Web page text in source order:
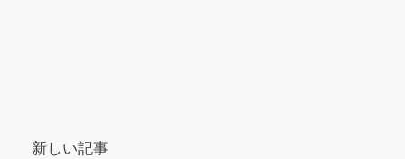
新しい記事